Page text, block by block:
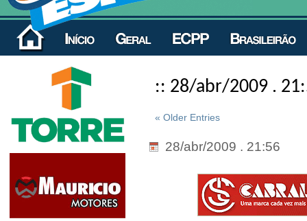
:: 28/abr/2009 .
« Older Entries
28/abr/2009 . 21:56